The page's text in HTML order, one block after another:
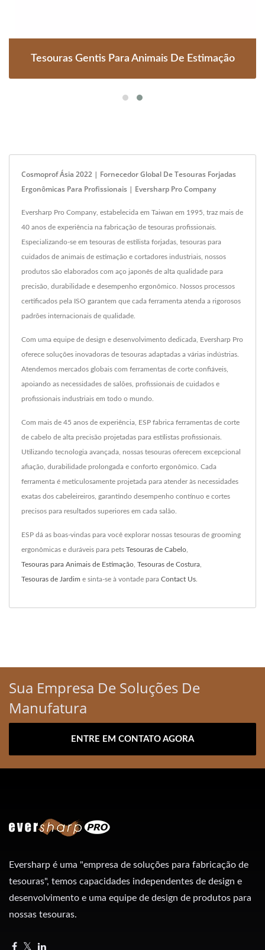
Tesouras Gentis Para Animais De Estimação
Cosmoprof Ásia 2022 | Fornecedor Global De Tesouras Forjadas
Ergonômicas Para Profissionais | Eversharp Pro Company
Eversharp Pro Company, estabelecida em Taiwan em 1995, traz mais de
40 anos de experiência na fabricação de tesouras profissionais.
Especializando-se em tesouras de estilista forjadas, tesouras para
cuidados de animais de estimação e cortadores industriais, nossos
produtos são elaborados com aço japonês de alta qualidade para
precisão, durabilidade e desempenho ergonômico. Nossos processos
certificados pela ISO garantem que cada ferramenta atenda a rigorosos
padrões internacionais de qualidade.
Com uma equipe de design e desenvolvimento dedicada, Eversharp Pro
oferece soluções inovadoras de tesouras adaptadas a várias indústrias.
Atendemos mercados globais com ferramentas de corte confiáveis,
apoiando as necessidades de salões, profissionais de cuidados e
profissionais industriais em todo o mundo.
Com mais de 45 anos de experiência, ESP fabrica ferramentas de corte
de cabelo de alta precisão projetadas para estilistas profissionais.
Utilizando tecnologia avançada, nossas tesouras oferecem excepcional
afiação, durabilidade prolongada e conforto ergonômico. Cada
ferramenta é meticulosamente projetada para atender às necessidades
exatas dos cabeleireiros, garantindo desempenho contínuo e cortes
precisos para resultados superiores em cada salão.
ESP dá as boas-vindas para você explorar nossas tesouras de grooming
ergonômicas e duráveis para pets Tesouras de Cabelo
Tesouras para Animais de Estimação Tesouras de Costura
Tesouras de Jardim e sinta-se à vontade para Contact Us
Sua Empresa De Soluções De
Manufatura
ENTRE EM CONTATO AGORA
Eversharp é uma "empresa de soluções para fabricação de
tesouras", temos capacidades independentes de design e
desenvolvimento e uma equipe de design de produtos para
nossas tesouras.